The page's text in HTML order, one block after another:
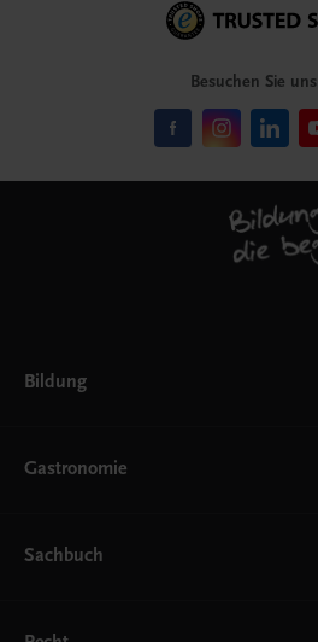
Besuchen Sie
Bildung
AHS
EWF/ZWF
FW
Gastronomie
Getränke
Service
Sachbuch